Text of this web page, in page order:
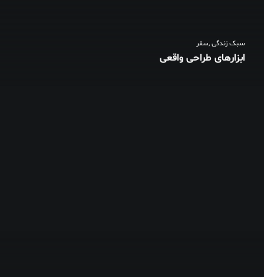
سبک زندگی سفر
ابزارهای طراحی واقعی